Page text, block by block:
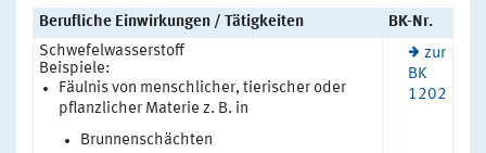
Berufliche Einwirkungen / Tätigkeiten
BK-Nr.
Schwefelwasserstoff
Beispiele:
Fäulnis von menschlicher, tierischer oder
pflanzlicher Materie z. B. in
Brunnenschächten
zur
BK
1202